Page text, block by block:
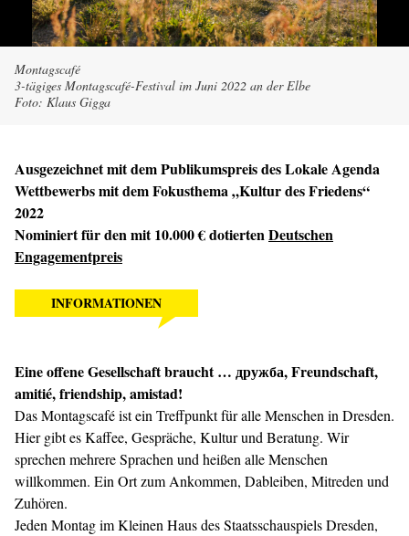
Montagscafé
3-tägiges Montagscafé-Festival im Juni 2022 an der Elbe
Foto: Klaus Gigga
Ausgezeichnet mit dem Publikumspreis des Lokale Agenda
Wettbewerbs mit dem Fokusthema „Kultur des Friedens“
2022
Nominiert für den mit 10.000 € dotiertenDeutschen
Engagementpreis
INFORMATIONEN
Eine offene Gesellschaft braucht … дружба,Freundschaft,
amitié, friendship, amistad!
Das Montagscafé ist ein Treffpunkt für alle Menschen in Dresden.
Hier gibt es Kaffee, Gespräche, Kultur und Beratung. Wir
sprechen mehrere Sprachen und heißen alle Menschen
willkommen. Ein Ort zum Ankommen, Dableiben, Mitreden und
Zuhören.
Jeden Montag im Kleinen Haus des Staatsschauspiels Dresden,